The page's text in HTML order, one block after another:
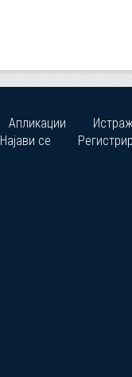
Апликации
Најави се